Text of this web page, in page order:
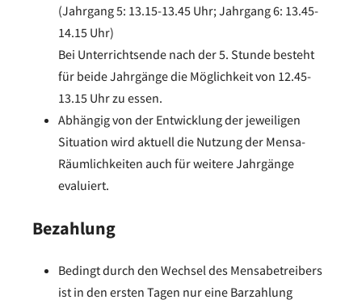
(Jahrgang 5: 13.15-13.45 Uhr; Jahrgang 6: 13.45-
14.15 Uhr)
Bei Unterrichtsende nach der 5. Stunde besteht
für beide Jahrgänge die Möglichkeit von 12.45-
13.15 Uhr zu essen.
Abhängig von der Entwicklung der jeweiligen
Situation wird aktuell die Nutzung der Mensa-
Räumlichkeiten auch für weitere Jahrgänge
evaluiert.
Bezahlung
Bedingt durch den Wechsel des Mensabetreibers
ist in den ersten Tagen nur eine Barzahlung